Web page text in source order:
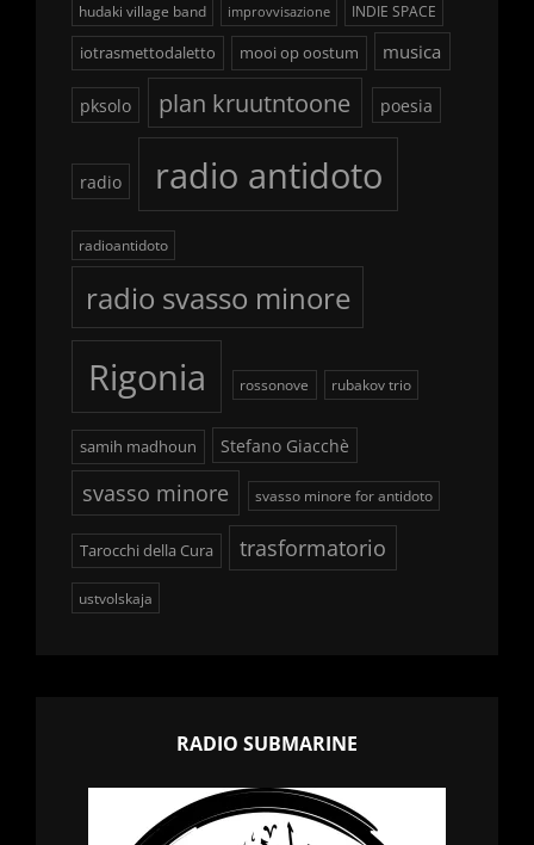
hudaki village band improvvisazione INDIE SPACE
iotrasmettodaletto mooi op oostum musica
pksolo plan kruutntoone poesia
radio radio antidoto
radioantidoto
radio svasso minore
Rigonia rossonove rubakov trio
samih madhoun Stefano Giacchè
svasso minore svasso minore for antidoto
Tarocchi della Cura trasformatorio
ustvolskaja
RADIO SUBMARINE